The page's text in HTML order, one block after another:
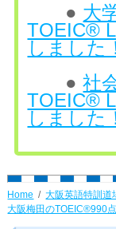
● 大
TOEIC®
しました
●社
TOEIC®
しました
Home
大阪英語特訓道
大阪梅田のTOEIC®990